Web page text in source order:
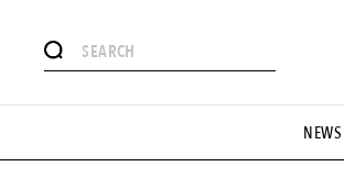
NEWS
#憧れの逸品
#GH 銘品の所以 #フイナムのYouTube